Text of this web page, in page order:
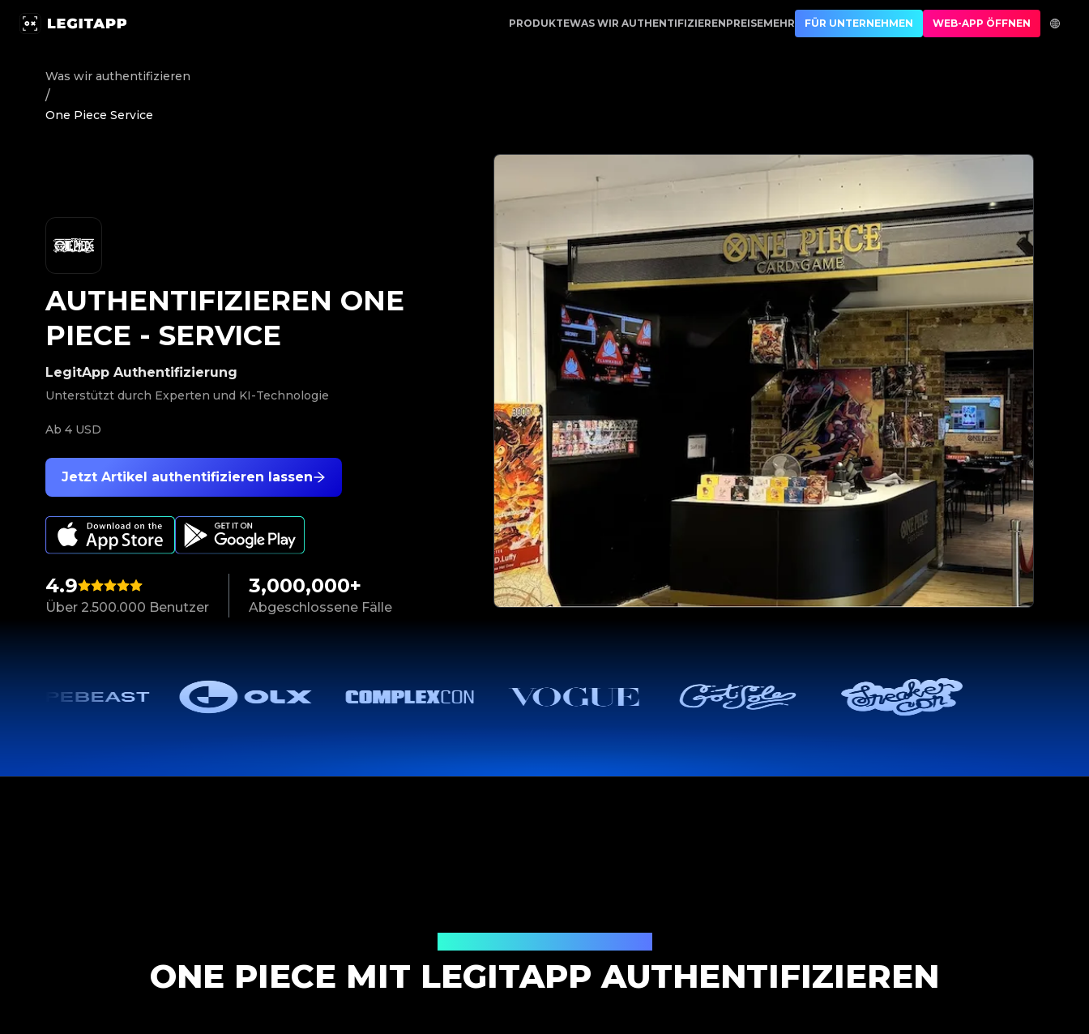
Authentifizieren One Piece - Service | LegitApp | Ihr vertrauenswürdiger Partner für Luxusauthentifizierung | No.1 Best Authentication
PRODUKTEWAS WIR AUTHENTIFIZIERENPREISEMEHR FÜR UNTERNEHMEN WEB-APP ÖFFNEN
Was wir authentifizieren
/
One Piece Service
4.9
Über 2.500.000 Benutzer
3,000,000+
Abgeschlossene Fälle
Jetzt Artikel authentifizieren lassen
LegitApp Authentifizierung
Unterstützt durch Experten und KI-Technologie
Ab 4 USD
AUTHENTIFIZIEREN ONE
PIECE - SERVICE
ONE PIECE MIT LEGITAPP AUTHENTIFIZIEREN